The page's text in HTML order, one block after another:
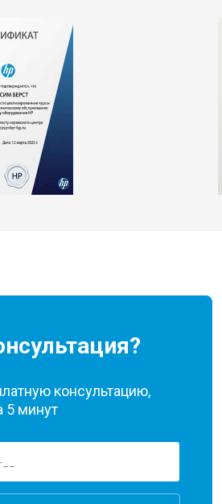
консультацию,
5 минут